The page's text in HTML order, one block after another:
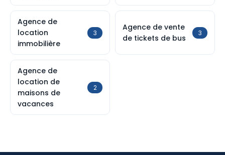
Agence de
location
immobilière
3
Agence de vente
de tickets de bus
3
Agence de
location de
maisons de
vacances
2